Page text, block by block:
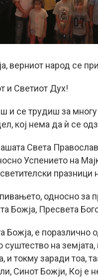
верниот народ се
и Светиот Дух!
и се трудиш за
кој нема да ѝ се
Света
Успението на
празници
односно за
Божја, Пресвета
Божја, е поразлично
на
и токму заради тоа,
Синот Божји, Кој е